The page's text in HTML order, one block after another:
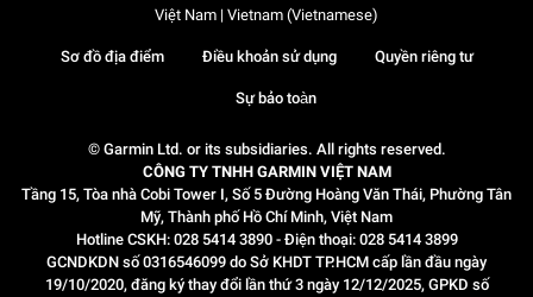
© Garmin Ltd. or its subsidiaries. All rights reserved.
CÔNG TY TNHH GARMIN VIỆT NAM
Tầng 15, Tòa nhà Cobi Tower I, Số 5 Đường Hoàng Văn Thái, Phường Tân
Mỹ, Thành phố Hồ Chí Minh, Việt Nam
Hotline CSKH: 028 5414 3890 - Điện thoại: 028 5414 3899
GCNDKDN số 0316546099 do Sở KHDT TP.HCM cấp lần đầu ngày
19/10/2020, đăng ký thay đổi lần thứ 3 ngày 12/12/2025, GPKD số
Sơ đồ địa điểm Điều khoản sử dụng Quyền riêng tư
Sự bảo toàn
Việt Nam | Vietnam (Vietnamese)